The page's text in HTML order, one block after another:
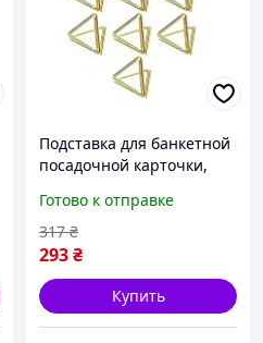
Подставка для банкетной
посадочной карточки,
Leeseph 10шт золото
2*,5см длина 25 17
Готово к отправке
293₴
317 ₴
Купить